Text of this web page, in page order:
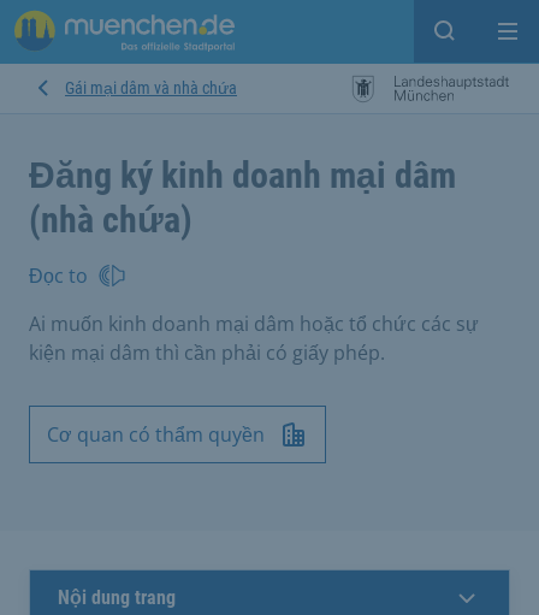
Open
Gái mại dâm và nhà chứa
Đăng ký kinh doanh mại dâm
(nhà chứa)
Đọc to
Ai muốn kinh doanh mại dâm hoặc tổ chức các sự
kiện mại dâm thì cần phải có giấy phép.
Cơ quan có thẩm quyền
Nội dung trang